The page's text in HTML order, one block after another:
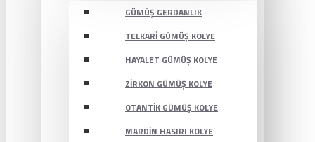
GÜMÜŞ GERDANLIK
TELKARI GÜMÜŞ KOLYE
HAYALET GÜMÜŞ KOLYE
ZIRKON GÜMÜŞ KOLYE
OTANTIK GÜMÜŞ KOLYE
MARDIN HASIRI KOLYE